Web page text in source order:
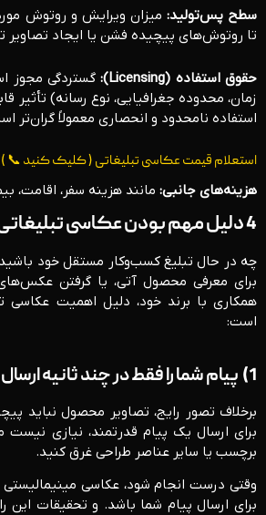
سطح پس‌تولید: میزان ویرایش و روتوش
تا روتوش‌های پیچیده فشن یا ایجاد تصاویر
حقوق استفاده (Licensing):
گستردگی مجوز
زمان، محدوده جغرافیایی، نوع رسانه) تأثیر
استفاده نامحدود و انحصاری معمولاً گران‌تر
استعلام قیمت عکاسی تبلیغاتی ( کلیک کنید 📞 )
هزینه‌های جانبی: مانند هزینه سفر، اقامت،
4 دلیل مهم بودن عکاسی تبلیغاتی
چه در حال تبلیغ کسب‌وکار مستقل خود
برای معرفی محصول آتی، یا گرفتن
همکاری با برند خود، دلیل اهمیت عکاسی
است:
1) پیام شما را فقط در چند ثانیه
برخلاف تصور رایج، تصاویر محصول نباید
برای ارسال یک پیام قدرتمند، نیازی نیست
برچسب یا سایر عناصر طراحی غرق کنید.
وقتی درست انجام شود، عکاسی مینیمالیستی
برای ارسال پیام شما باشد. و تحقیقات این